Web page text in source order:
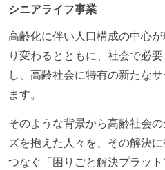
シニアライフ事業
高齢化に伴い人口構成の中心
り変わるとともに、社会で必
し、高齢社会に特有の新たな
ます。
そのような背景から高齢社会
ズを抱えた人々を、その解決
つなぐ「困りごと解決プラッ